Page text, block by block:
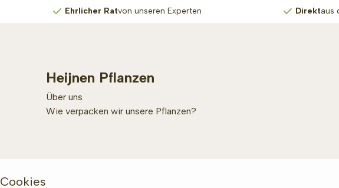
Ehrlicher Ratvon unseren Experten Direktaus
Heijnen Pflanzen
Über uns
Wie verpacken wir unsere Pflanzen?
Cookies